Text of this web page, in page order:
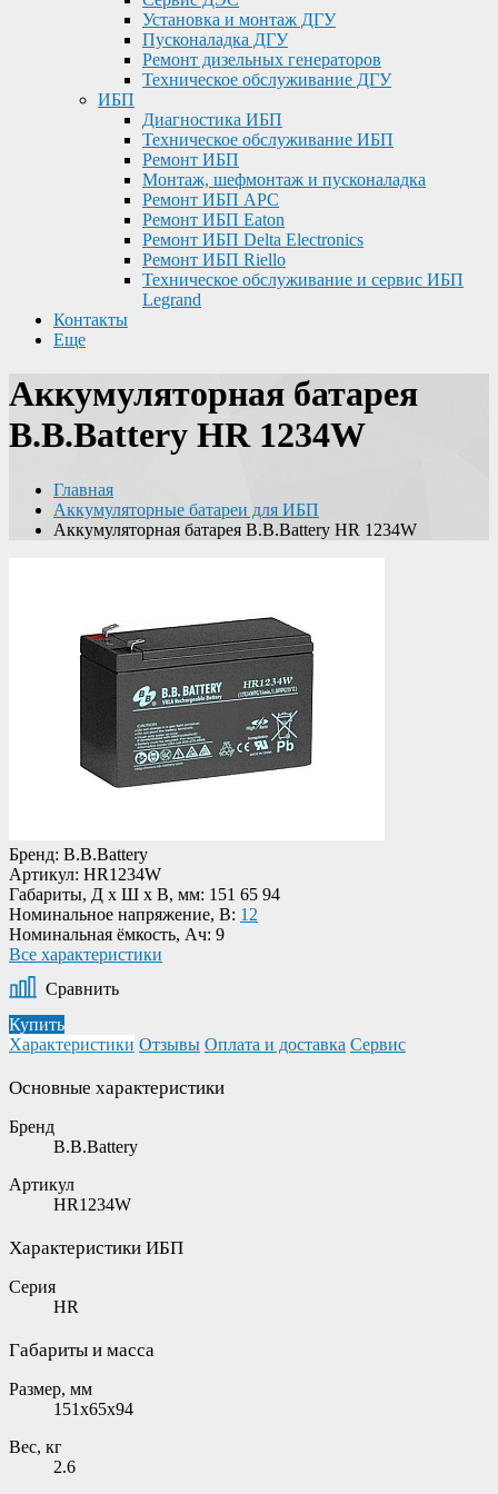
Установка и монтаж ДГУ
Пусконаладка ДГУ
Ремонт дизельных генераторов
Техническое обслуживание ДГУ
ИБП
Диагностика ИБП
Техническое обслуживание ИБП
Ремонт ИБП
Монтаж, шефмонтаж и пусконаладка
Ремонт ИБП APC
Ремонт ИБП Eaton
Ремонт ИБП Delta Electronics
Ремонт ИБП Riello
Техническое обслуживание и сервис ИБП
Legrand
Контакты
Еще
Аккумуляторная батарея
B.B.Battery HR 1234W
Главная
Аккумуляторные батареи для ИБП
Аккумуляторная батарея B.B.Battery HR 1234W
Бренд: B.B.Battery
Артикул: HR1234W
Габариты, Д х Ш х В, мм: 151 65 94
Номинальное напряжение, В: 12
Номинальная ёмкость, Ач: 9
Все характеристики
Сравнить
Купить
Характеристики Отзывы Оплата и доставка Сервис
Основные характеристики
Бренд
B.B.Battery
Артикул
HR1234W
Характеристики ИБП
Серия
HR
Габариты и масса
Размер, мм
151x65x94
Вес, кг
2.6